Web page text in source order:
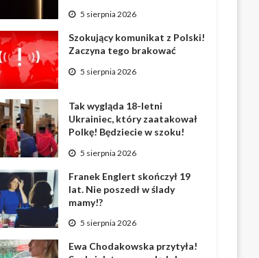
5 sierpnia 2026
Szokujący komunikat z Polski!
Zaczyna tego brakować
5 sierpnia 2026
Tak wygląda 18-letni
Ukrainiec, który zaatakował
Polkę! Będziecie w szoku!
5 sierpnia 2026
Franek Englert skończył 19
lat. Nie poszedł w ślady
mamy!?
5 sierpnia 2026
Ewa Chodakowska przytyła!